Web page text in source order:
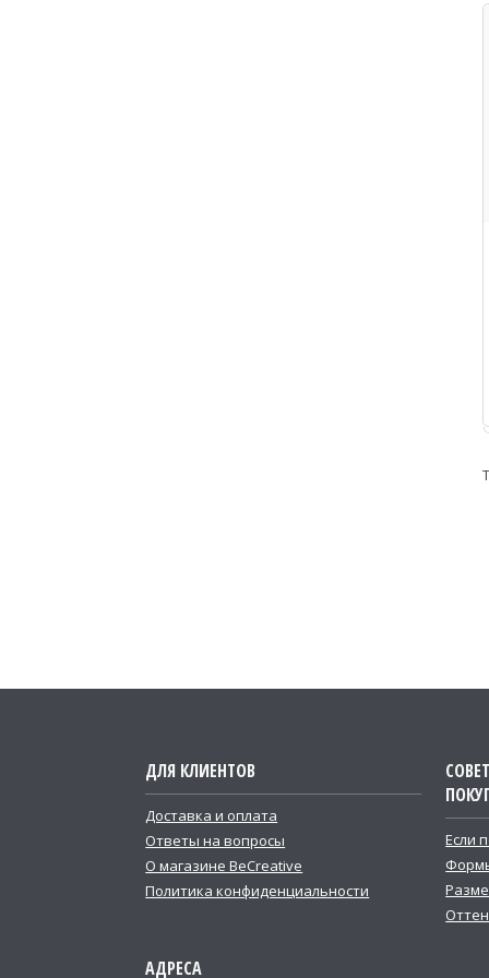
ДЛЯ КЛИЕНТОВ
Доставка и оплата
Ответы на вопросы
О магазине BeCreative
Политика конфиденциальности
Если